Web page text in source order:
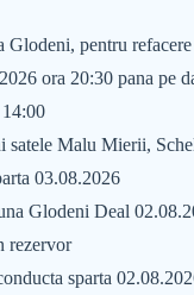
Glodeni, pentru refacere
ora 20:30 pana pe
satele Malu Mierii,
03.08.2026
Glodeni Deal
rezervor
sparta